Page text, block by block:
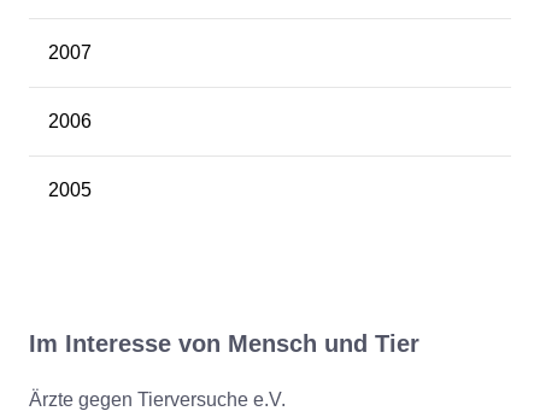
2007
2006
2005
Im Interesse von Mensch und Tier
Ärzte gegen Tierversuche e.V.